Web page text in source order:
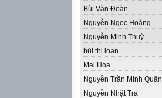
Bùi Văn Đoàn
Nguyễn Ngọc Hoàng
Nguyễn Minh Thuỳ
bùi thị loan
Mai Hoa
Nguyễn Trần Minh Quân
Nguyễn Nhật Trà